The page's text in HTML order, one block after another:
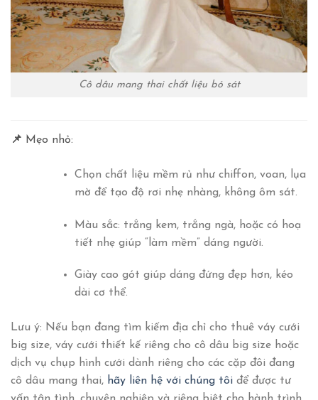
Cô dâu mang thai chất liệu bó sát
📌 Mẹo nhỏ:
Chọn chất liệu mềm rủ như chiffon, voan, lụa
mờ để tạo độ rơi nhẹ nhàng, không ôm sát.
Màu sắc: trắng kem, trắng ngà, hoặc có hoạ
tiết nhẹ giúp “làm mềm” dáng người.
Giày cao gót giúp dáng đứng đẹp hơn, kéo
dài cơ thể.
Lưu ý: Nếu bạn đang tìm kiếm địa chỉ cho thuê váy cưới
big size, váy cưới thiết kế riêng cho cô dâu big size hoặc
dịch vụ chụp hình cưới dành riêng cho các cặp đôi đang
cô dâu mang thai, hãy liên hệ với chúng tôi để được tư